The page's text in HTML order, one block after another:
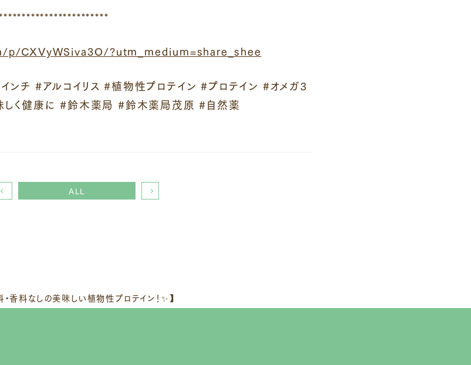
CXVyWSiva3O/?utm_medium=share_shee
ンチ #アルコイリス #植物性プロテイン #プロテイン #オメガ3
しく健康に #鈴木薬局 #鈴木薬局茂原 #自然薬
ALL
・香料なしの美味しい植物性プロテイン！✨】